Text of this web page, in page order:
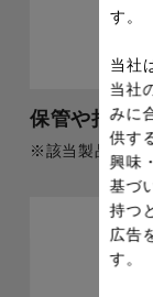
保管や持ち
※該当製品：ピ
す。
当社
当社
みに
供す
興味
基づ
持つ
広告
す。